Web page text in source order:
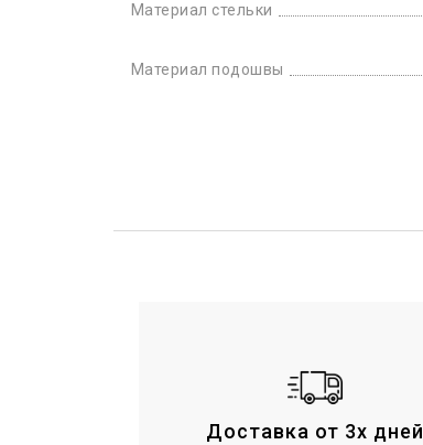
Материал стельки
Материал подошвы
Доставка от 3х дней